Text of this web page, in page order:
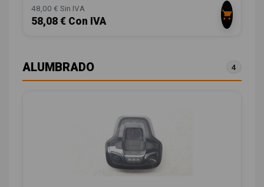
48,00 € Sin IVA
58,08 € Con IVA
ALUMBRADO 4